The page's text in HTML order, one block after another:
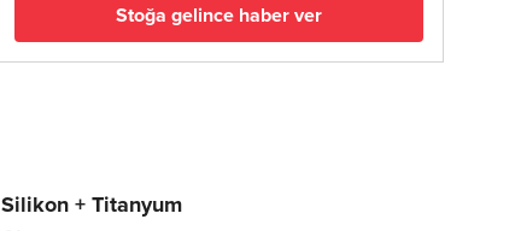
Stoğa gelince haber ver
Silikon + Titanyum